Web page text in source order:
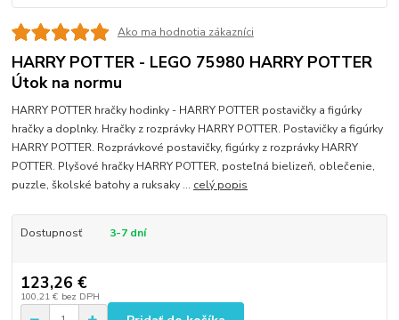
Ako ma hodnotia zákazníci
HARRY POTTER - LEGO 75980 HARRY POTTER
Útok na normu
HARRY POTTER hračky hodinky - HARRY POTTER postavičky a figúrky
hračky a doplnky. Hračky z rozprávky HARRY POTTER. Postavičky a figúrky
HARRY POTTER. Rozprávkové postavičky, figúrky z rozprávky HARRY
POTTER. Plyšové hračky HARRY POTTER, posteľná bielizeň, oblečenie,
puzzle, školské batohy a ruksaky ... celý popis
Dostupnosť 3-7 dní
123,26 €
100,21 € bez DPH